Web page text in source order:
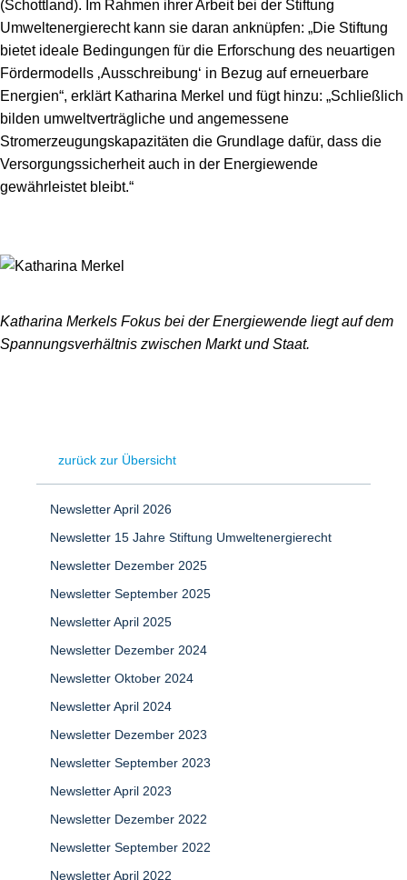
(Schottland). Im Rahmen ihrer Arbeit bei der Stiftung
Umweltenergierecht kann sie daran anknüpfen: „Die Stiftung
bietet ideale Bedingungen für die Erforschung des neuartigen
Fördermodells ‚Ausschreibung‘ in Bezug auf erneuerbare
Energien“, erklärt Katharina Merkel und fügt hinzu: „Schließlich
bilden umweltverträgliche und angemessene
Stromerzeugungskapazitäten die Grundlage dafür, dass die
Versorgungssicherheit auch in der Energiewende
gewährleistet bleibt.“
Katharina Merkels Fokus bei der Energiewende liegt auf dem
Spannungsverhältnis zwischen Markt und Staat.
zurück zur Übersicht
Newsletter April 2026
Newsletter 15 Jahre Stiftung Umweltenergierecht
Newsletter Dezember 2025
Newsletter September 2025
Newsletter April 2025
Newsletter Dezember 2024
Newsletter Oktober 2024
Newsletter April 2024
Newsletter Dezember 2023
Newsletter September 2023
Newsletter April 2023
Newsletter Dezember 2022
Newsletter September 2022
Newsletter April 2022